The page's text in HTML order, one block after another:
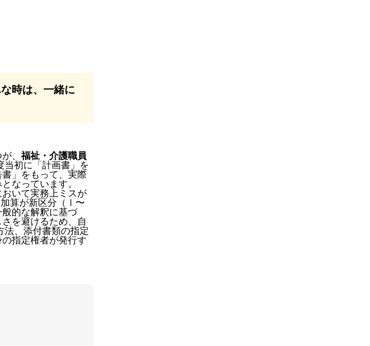
時は、一緒に
が、福祉・介護職員
当初に「計画書」を
」をもって、実際
なっています。
いて実務上ミスが
加算が新区分（Ⅰ〜
的な解釈に基づ
を避けるため、自
、添付書類の指定
指定権者が発行す